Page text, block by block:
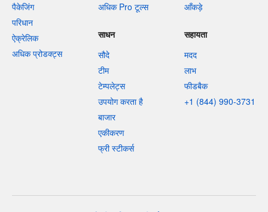
पैकेजिंग
परिधान
ऐक्रेलिक
अधिक प्रोडक्ट्स
अधिक Pro टूल्स
आँकड़े
साधन
सौदे
टीम
टेम्पलेट्स
उपयोग करता है
बाजार
एकीकरण
फ्री स्टीकर्स
सहायता
मदद
लाभ
फीडबैक
+1 (844) 990-3731